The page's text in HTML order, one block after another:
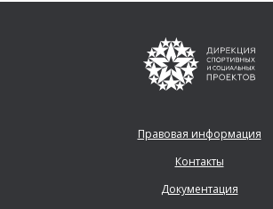
Правовая информация
Контакты
Документация